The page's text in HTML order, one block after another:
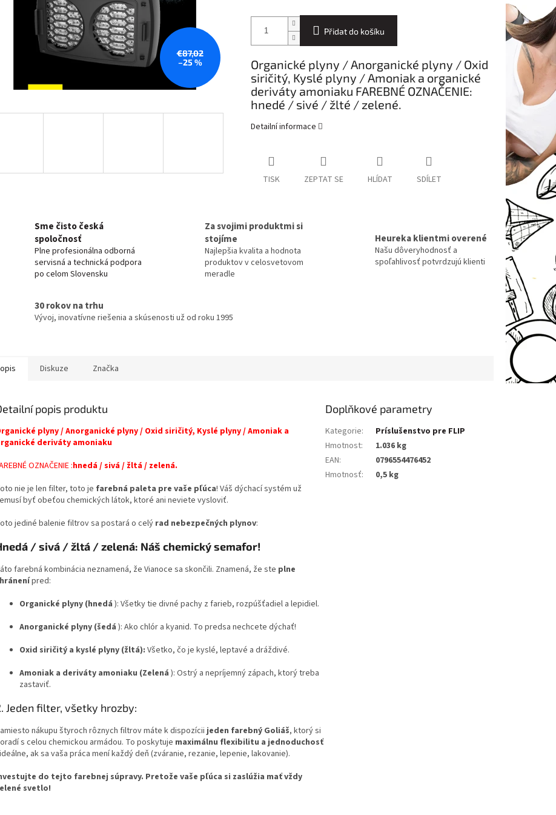
€87,02
–25 %
Přidat do košíku
Organické plyny / Anorganické plyny / Oxid
siričitý, Kyslé plyny / Amoniak a organické
deriváty amoniaku FAREBNÉ OZNAČENIE:
hnedé / sivé / žlté / zelené.
Detailní informace
TISK ZEPTAT SE HLÍDAT SDÍLET
Sme čisto česká
spoločnosť
Plne profesionálna odborná
servisná a technická podpora
po celom Slovensku
Za svojimi produktmi si
stojíme
Najlepšia kvalita a hodnota
produktov v celosvetovom
meradle
Heureka klientmi overené
Našu dôveryhodnosť a
spoľahlivosť potvrdzujú klienti
30 rokov na trhu
Vývoj, inovatívne riešenia a skúsenosti už od roku 1995
Diskuze Značka
popis produktu
plyny / Anorganické plyny / Oxid siričitý, Kyslé plyny / Amoniak a
deriváty amoniaku
OZNAČENIE :hnedá / sivá / žltá / zelená.
nie je len filter, toto je farebná paleta pre vaše pľúca! Váš dýchací systém už
byť obeťou chemických látok, ktoré ani neviete vysloviť.
jediné balenie filtrov sa postará o celý rad nebezpečných plynov:
/ sivá / žltá / zelená: Náš chemický semafor!
farebná kombinácia neznamená, že Vianoce sa skončili. Znamená, že ste plne
pred:
Organické plyny (hnedá ): Všetky tie divné pachy z farieb, rozpúšťadiel a lepidiel.
Anorganické plyny (šedá ): Ako chlór a kyanid. To predsa nechcete dýchať!
Oxid siričitý a kyslé plyny (žltá): Všetko, čo je kyslé, leptavé a dráždivé.
Amoniak a deriváty amoniaku (Zelená ): Ostrý a nepríjemný zápach, ktorý treba
zastaviť.
Jeden filter, všetky hrozby:
nákupu štyroch rôznych filtrov máte k dispozícii jeden farebný Goliáš, ktorý si
s celou chemickou armádou. To poskytuje maximálnu flexibilitu a jednoduchosť
ak sa vaša práca mení každý deň (zváranie, rezanie, lepenie, lakovanie).
do tejto farebnej súpravy. Pretože vaše pľúca si zaslúžia mať vždy
svetlo!
Doplňkové parametry
Kategorie:
Príslušenstvo pre FLIP
Hmotnost:
1.036 kg
EAN:
0796554476452
Hmotnosť: 0,5 kg